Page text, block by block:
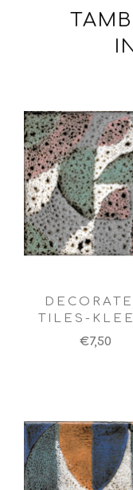
TILES-
€7,50